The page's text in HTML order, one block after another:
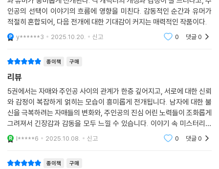
인공의 선택이 이야기의 흐름에 영향을 미친다. 감동적인 순간과 유머가
적절히 혼합되어, 다음 전개에 대한 기대감이 커지는 매력적인 작품이다.
y******3 2025.10.20. 신고 0 댓글0
종이책 구매
리뷰
5권에서는 자매와 주인공 사이의 관계가 한층 깊어지고, 서로에 대한 신뢰
와 감정이 복잡하게 얽히는 모습이 흥미롭게 전개됩니다. 남자에 대한 불
신을 극복하려는 자매들의 변화와, 주인공의 진심 어린 노력들이 조화롭게
그려져서 긴장감과 감동을 모두 느낄 수 있습니다. 이야기 속 미스터리와
로맨스가 절묘하게 어우러져 독자의 몰입을 이끌어내는 권입니다.
l*****6 2025.10.08. 신고 0 댓글0
종이책 구매